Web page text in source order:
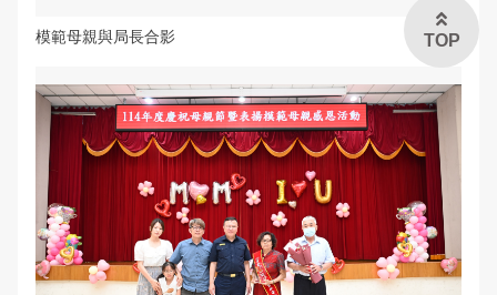
模範母親與局長合影 TOP